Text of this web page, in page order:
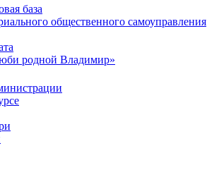
база
общественного самоуправления
родной Владимир»